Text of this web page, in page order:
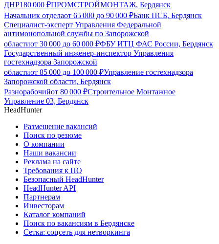
ДНР180 000 ₽ПРОМСТРОЙМОНТАЖ, Бердянск
Начальник отделаот 65 000 до 90 000 ₽Банк ПСБ, Бердянск
Специалист-эксперт Управления Федеральной
антимонопольной службы по Запорожской
областиот 30 000 до 60 000 ₽ФБУ ИТЦ ФАС России, Бердянск
Государственный инженер-инспектор Управления
гостехнадзора Запорожской
областиот 85 000 до 100 000 ₽Управление гостехнадзора
Запорожской области, Бердянск
Разнорабочийот 80 000 ₽Строительное Монтажное
Управление 03, Бердянск
HeadHunter
Размещение вакансий
Поиск по резюме
О компании
Наши вакансии
Реклама на сайте
Требования к ПО
Безопасный HeadHunter
HeadHunter API
Партнерам
Инвесторам
Каталог компаний
Поиск по вакансиям в Бердянске
Сетка: соцсеть для нетворкинга